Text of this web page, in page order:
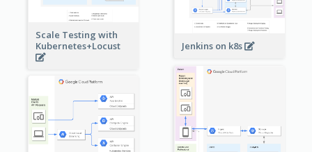
Jenkins on k8s
Scale Testing with
Kubernetes+Locust